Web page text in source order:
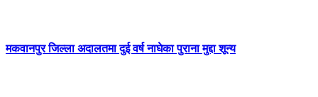
मकवानपुर जिल्ला अदालतमा दुई वर्ष नाघेका पुराना मुद्दा शून्य